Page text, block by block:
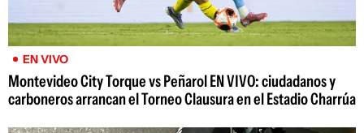
EN VIVO
Montevideo City Torque vs Peñarol EN VIVO: ciudadanos y
carboneros arrancan el Torneo Clausura en el Estadio Charrúa